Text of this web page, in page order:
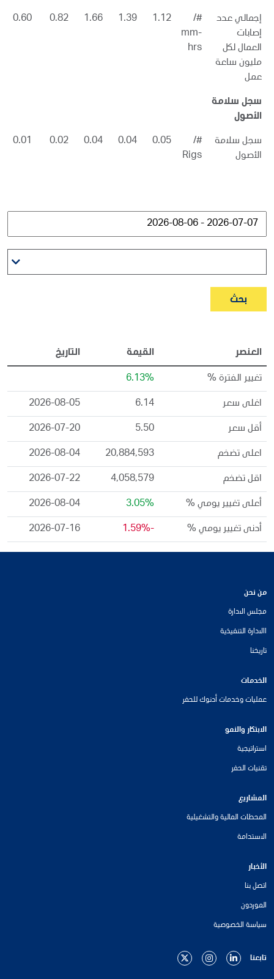
إجمالي عدد
إصابات
العمال لكل
مليون ساعة
عمل
#/
mm-
hrs
1.12
1.39
1.66
0.82
سجل سلامة
الأصول
سجل سلامة
الأصول
#/
Rigs
0.05
0.04
0.04
0.02
بحث
العنصر القيمة التاريخ
تغيير الفترة % 6.13%
اغلى سعر 6.14
2026-08-05
أقل سعر 5.50
2026-07-20
اعلى تضخم 20,884,593
2026-08-04
اقل تضخم 4,058,579
2026-07-22
أعلى تغيير يومي % 3.05%
2026-08-04
أدنى تغيير يومي % -1.59%
2026-07-16
من نحن
مجلس الادارة
االادارة التنفيذية
تاريخنا
الخدمات
عمليات وخدمات أدنوك للحفر
الابتكار والنمو
استراتيجية
تقنيات الحفر
المشاريع
المحطات المالية والتشغيلية
الاستدامة
الأخبار
اتصل بنا
الموردون
سياسة الخصوصية
تابعنا